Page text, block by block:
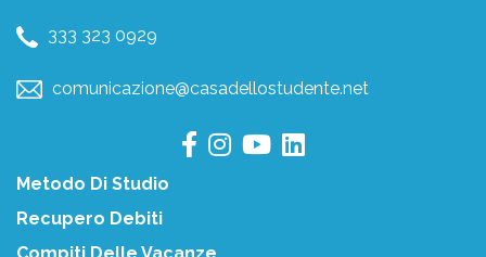
333 323 0929
comunicazione@casadellostudente.net
Metodo Di Studio
Recupero Debiti